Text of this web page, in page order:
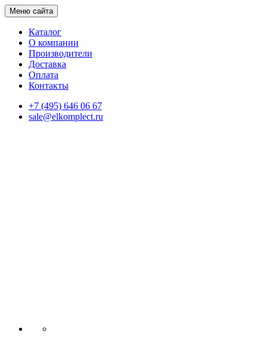
Меню сайта
Каталог
О компании
Производители
Доставка
Оплата
Контакты
+7 (495) 646 06 67
sale@elkomplect.ru